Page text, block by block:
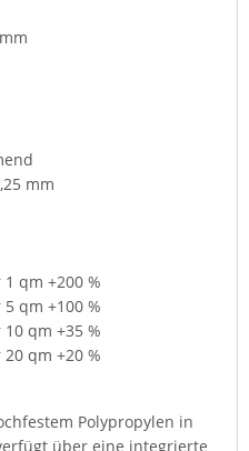
mm
qm +200 %
qm +100 %
qm +35 %
qm +20 %
Polypropylen in
über eine integrierte